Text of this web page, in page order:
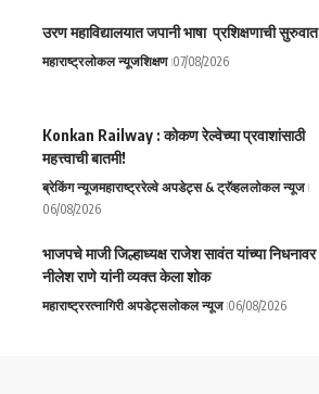
उरण महाविद्यालयात जपानी भाषा प्रशिक्षणाची सुरुवात
महाराष्ट्रलोकल न्यूजशिक्षण 07/08/2026
Konkan Railway : कोकण रेल्वेच्या प्रवाशांसाठी
महत्त्वाची बातमी!
ब्रेकिंग न्यूजमहाराष्ट्ररेल्वे अपडेट्स & ट्रॅव्हललोकल न्यूज
06/08/2026
भाजपचे माजी जिल्हाध्यक्ष राजेश सावंत यांच्या निधनावर
नीलेश राणे यांनी व्यक्त केला शोक
महाराष्ट्ररत्नागिरी अपडेट्सलोकल न्यूज 06/08/2026